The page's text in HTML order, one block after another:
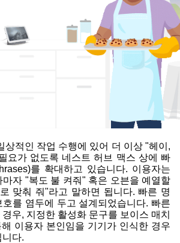
상적인 작업 수행에 있어 더 이상 "헤이,
요가 없도록 네스트 허브 맥스 상에 빠
를 확대하고 있습니다. 이용자는
마자 "복도 불 켜줘" 혹은 오븐을 예열할
맞춰 줘"라고 말하면 됩니다. 빠른 명
를 염두에 두고 설계되었습니다. 빠른
우, 지정한 활성화 문구를 보이스 매치
이용자 본인임을 기기가 인식한 경우
다.